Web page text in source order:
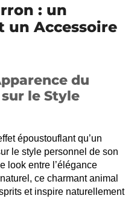
: un
un Accessoire
du
le Style
époustouflant qu’un
le style personnel de son
look entre l’élégance
ce charmant animal
et inspire naturellement